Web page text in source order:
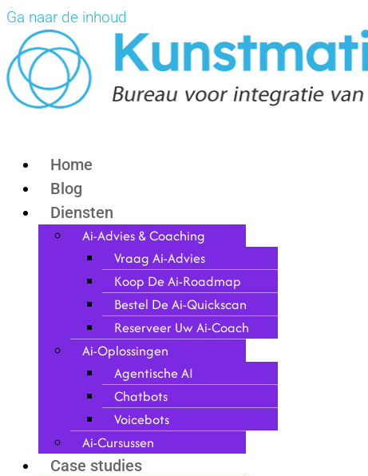
Ga naar de inhoud
Home
Blog
Diensten
Ai-Advies & Coaching
Vraag Ai-Advies
Koop De Ai-Roadmap
Bestel De Ai-Quickscan
Reserveer Uw Ai-Coach
Ai-Oplossingen
Agentische AI
Chatbots
Voicebots
Ai-Cursussen
Case studies